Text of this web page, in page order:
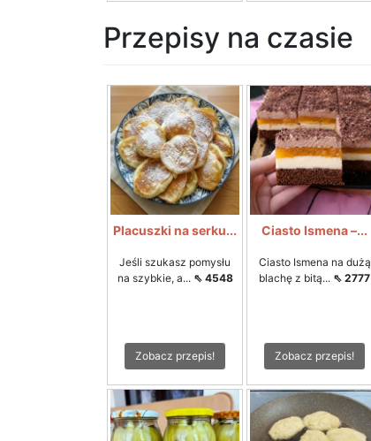
Przepisy na czasie
Placuszki na serku...
Jeśli szukasz pomysłu
na szybkie, a... ⇖ 4548
Zobacz przepis!
Ciasto Ismena –...
Ciasto Ismena na dużą
blachę z bitą... ⇖ 2777
Zobacz przepis!